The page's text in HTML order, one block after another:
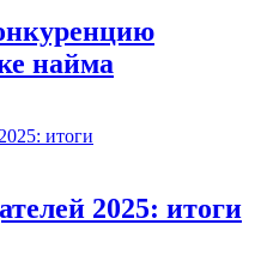
найма
2025: итоги